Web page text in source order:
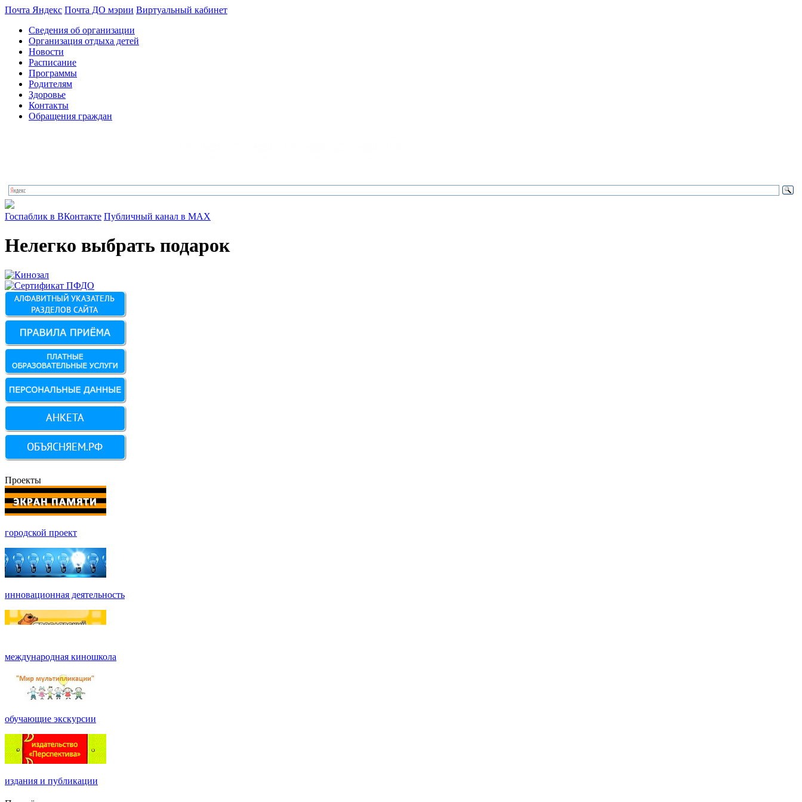
Почта Яндекс Почта ДО мэрии Виртуальный кабинет
Сведения об организации
Организация отдыха детей
Новости
Расписание
Программы
Родителям
Здоровье
Контакты
Обращения граждан
Госпаблик в ВКонтакте Публичный канал в MAX
Нелегко выбрать подарок
Проекты
городской проект
инновационная деятельность
международная киношкола
обучающие экскурсии
издания и публикации